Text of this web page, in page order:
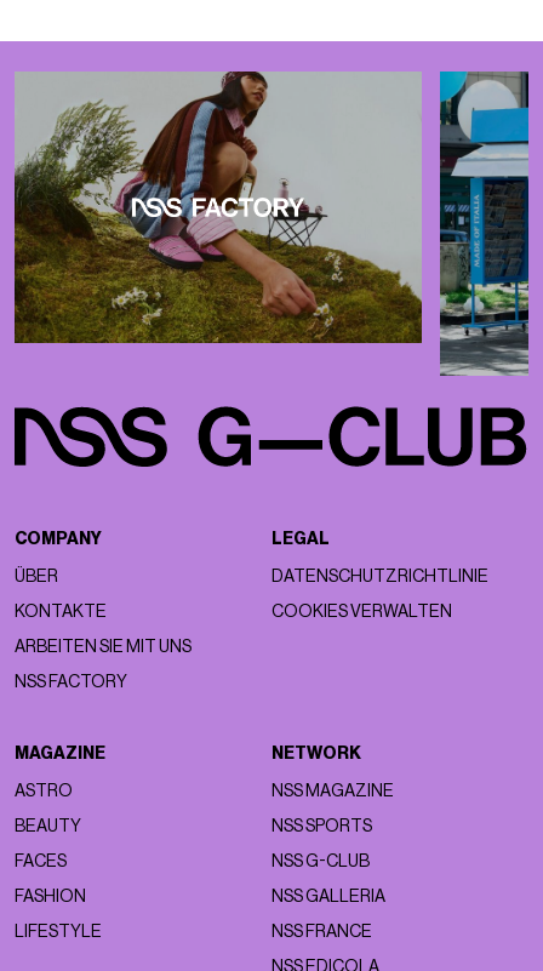
COMPANY
ÜBER
KONTAKTE
ARBEITEN SIE MIT UNS
NSS FACTORY
LEGAL
DATENSCHUTZRICHTLINIE
COOKIES VERWALTEN
MAGAZINE
ASTRO
BEAUTY
FACES
FASHION
LIFESTYLE
NETWORK
NSS MAGAZINE
NSS SPORTS
NSS G-CLUB
NSS GALLERIA
NSS FRANCE
NSS EDICOLA